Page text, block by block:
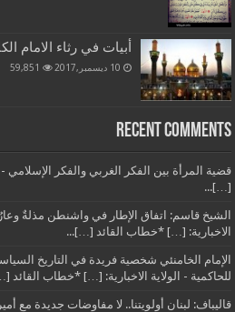
أبيات في رثاء الامام
10 ديسمبر,2017 59,851
Recent Comments
قضية المرأة بين الفكر الغربي والفكر الإسلامي
[…]...
الشيخ قاسم: اتفاق الإطار في واشنطن مذلةٌ
الاخبارية: […] *خطاب القائد […]...
الإمام الخامنئي شخصية فريدة في التاريخ
للحاكمية - الولاية الاخبارية: […] *خطاب القائد
قاليباف: لبنان أولويتنا.. لا مفاوضات جديدة مع